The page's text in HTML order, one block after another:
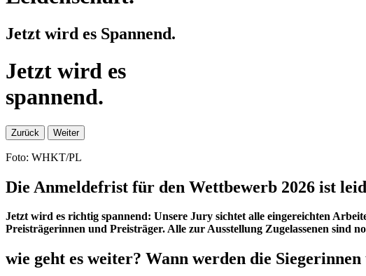
Jetzt wird es Spannend.
Jetzt wird es
spannend.
Zurück Weiter
Foto: WHKT/PL
Die Anmeldefrist für den Wettbewerb 2026 ist
Jetzt wird es richtig spannend: Unsere Jury sichtet alle eingereichten
Preisträgerinnen und Preisträger. Alle zur Ausstellung Zugelassenen sind
wie geht es weiter? Wann werden die